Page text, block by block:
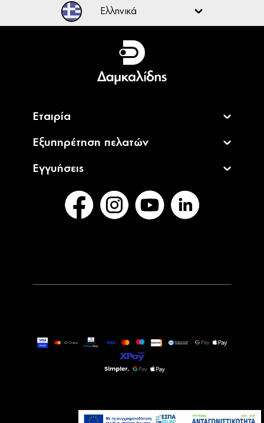
Ελληνικά
Ελληνικά
English
Εταιρία
Εξυπηρέτηση πελατών
Εγγυήσεις